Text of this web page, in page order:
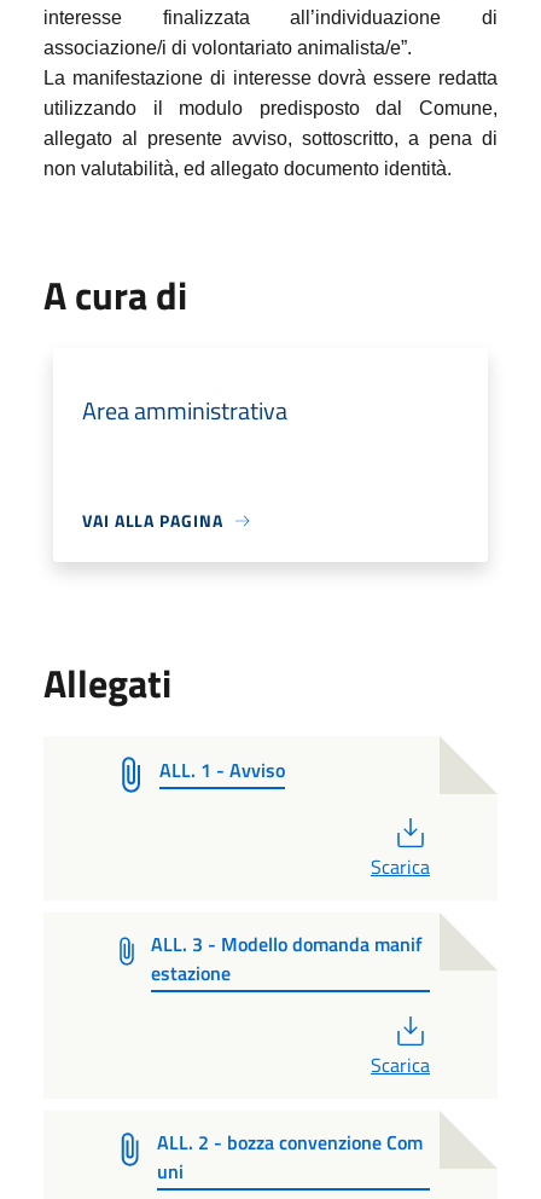
interesse finalizzata all’individuazione di
associazione/i di volontariato animalista/e”.
La manifestazione di interesse dovrà essere redatta
utilizzando il modulo predisposto dal Comune,
allegato al presente avviso, sottoscritto, a pena di
non valutabilità, ed allegato documento identità.
A cura di
Area amministrativa
VAI ALLA PAGINA
Allegati
ALL. 1 - Avviso
Scarica
ALL. 3 - Modello domanda manif
estazione
Scarica
ALL. 2 - bozza convenzione Com
uni